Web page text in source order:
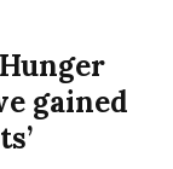
gained